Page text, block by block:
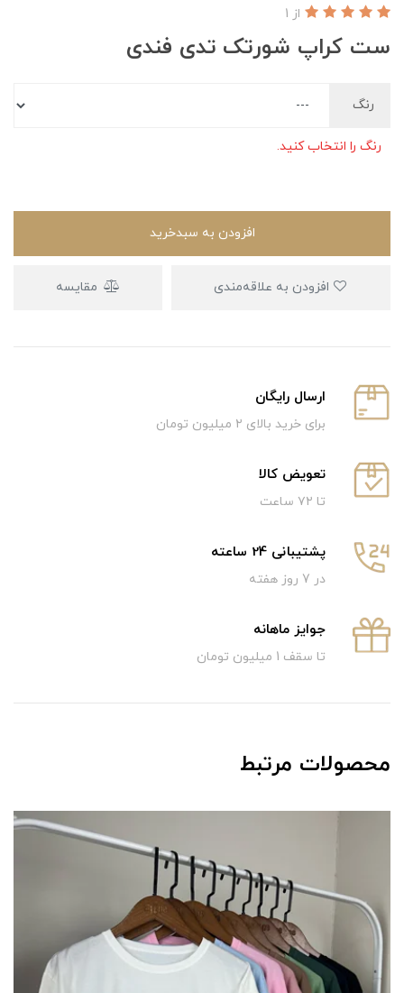
ست کراپ شورتک تدی فندی
از 1
رنگ
رنگ را انتخاب کنید.
افزودن به سبدخرید
مقایسه
ارسال رایگان
برای خرید بالای ۲ میلیون تومان
تعویض کالا
تا ۷۲ ساعت
پشتیبانی 24 ساعته
در 7 روز هفته
جوایز ماهانه
تا سقف 1 میلیون تومان
محصولات مرتبط